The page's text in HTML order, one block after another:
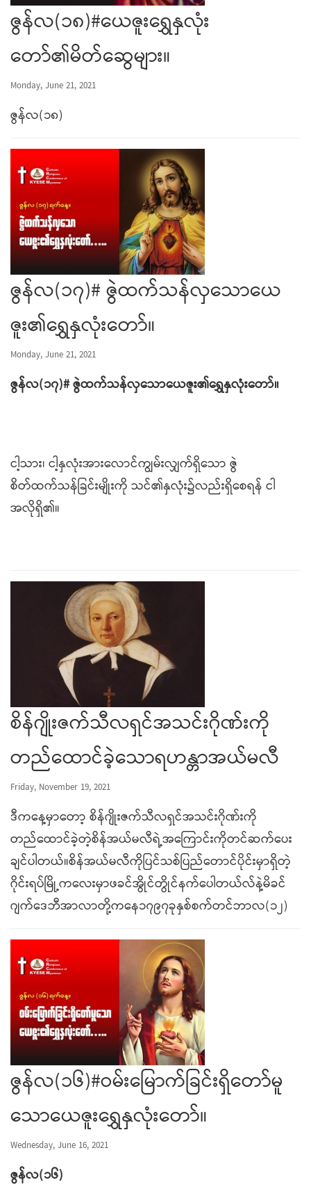
ဇွန်လ(၁၈)#ယေဇူးရွှေနှလုံး
တော်၏မိတ်ဆွေများ။
Monday, June 21, 2021
ဇွန်လ(၁၈)
ဇွန်လ(၁၇)# ဇွဲထက်သန်လှသောယေ
ဇူး၏ရွှေနှလုံးတော်။
Monday, June 21, 2021
ဇွန်လ(၁၇)#ဇွဲထက်သန်လှသောယေဇူး၏ရွှေနှလုံးတော်။
ငါ့သား၊ ငါ့နှလုံးအားလောင်ကျွမ်းလျှက်ရှိသော ဇွဲ
စိတ်ထက်သန်ခြင်းမျိုးကို သင်၏နှလုံး၌လည်းရှိစေရန် ငါ
အလိုရှိ၏။
စိန်ဂျိုးဇက်သီလရှင်အသင်းဂိုဏ်းကို
တည်ထောင်ခဲ့သောရဟန္တာအယ်မလီ
Friday, November 19, 2021
ဒီကနေ့မှာတော့ စိန်ဂျိုးဇက်သီလရှင်အသင်းဂိုဏ်းကို
တည်ထောင်ခဲ့တဲ့စိန်အယ်မလီရဲ့အကြောင်းကိုတင်ဆက်ပေး
ချင်ပါတယ်။စိန်အယ်မလီကိုပြင်သစ်ပြည်တောင်ပိုင်းမှာရှိတဲ့
ဂိုင်းရပ်မြို့ကလေးမှာဖခင်အွိုင်တွိုင်နက်ပေါတယ်လ်နဲ့မိခင်
ဂျက်ဒေဘီအာလာတို့ကနေ၁၇၉၇ခုနှစ်စက်တင်ဘာလ(၁၂)
ဇွန်လ(၁၆)#ဝမ်းမြောက်ခြင်းရှိတော်မူ
သောယေဇူးရွှေနှလုံးတော်။
Wednesday, June 16, 2021
ဇွန်လ(၁၆)